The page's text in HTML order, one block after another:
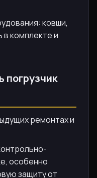
ковши,
в комплекте и
погрузчик
ремонтах и
особенно
защиту от